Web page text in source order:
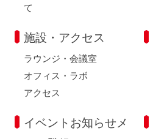
て
施設・アクセス
ラウンジ・会議室
オフィス・ラボ
アクセス
イベントお知らせメ